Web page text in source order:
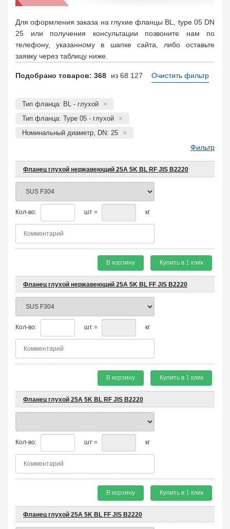
Для оформления заказа на глухие фланцы BL, type 05 DN
25 или получения консультации позвоните нам по
телефону, указанному в шапке сайта, либо оставьте
заявку через таблицу ниже.
Подобрано товаров: 368 из 68 127 Очистить фильтр
Тип фланца: BL - глухой
Тип фланца: Type 05 - глухой
Номинальный диаметр, DN: 25
Фильтр
Фланец глухой нержавеющий 25A 5K BL RF JIS B2220
Кол-во: шт = кг
В корзину Купить в 1 клик
Фланец глухой нержавеющий 25A 5K BL FF JIS B2220
Кол-во: шт = кг
В корзину Купить в 1 клик
Фланец глухой 25A 5K BL RF JIS B2220
Кол-во: шт = кг
В корзину Купить в 1 клик
Фланец глухой 25A 5K BL FF JIS B2220